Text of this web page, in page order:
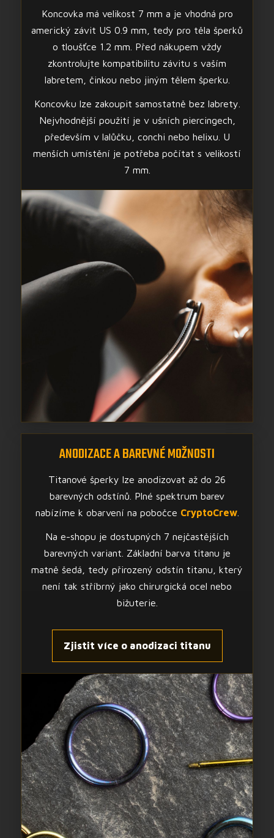
Koncovka má velikost 7 mm a je vhodná pro
americký závit US 0.9 mm, tedy pro těla šperků
o tloušťce 1.2 mm. Před nákupem vždy
zkontrolujte kompatibilitu závitu s vaším
labretem, činkou nebo jiným tělem šperku.
Koncovku lze zakoupit samostatně bez labrety.
Nejvhodnější použití je v ušních piercingech,
především v lalůčku, conchi nebo helixu. U
menších umístění je potřeba počítat s velikostí
7 mm.
ANODIZACE A BAREVNÉ MOŽNOSTI
Titanové šperky lze anodizovat až do 26
barevných odstínů. Plné spektrum barev
nabízíme k obarvení na pobočce CryptoCrew.
Na e-shopu je dostupných 7 nejčastějších
barevných variant. Základní barva titanu je
matně šedá, tedy přirozený odstín titanu, který
není tak stříbrný jako chirurgická ocel nebo
bižuterie.
Zjistit více o anodizaci titanu